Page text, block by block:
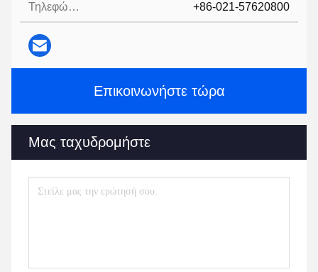
Τηλεφώνημα: +86-021-57620800
Επικοινωνήστε τώρα
Μας ταχυδρομήστε